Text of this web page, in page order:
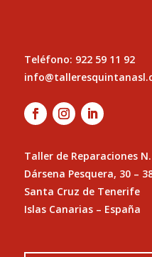
Teléfono: 922 59 11 92
Taller de Reparaciones
Dársena Pesquera, 30 –
Santa Cruz de Tenerife
Islas Canarias – España